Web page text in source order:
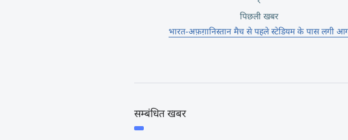
पिछली खबर
भारत-अफ़ग़ानिस्तान मैच से पहले स्टेडियम के पास लगी
सम्बंधित खबर